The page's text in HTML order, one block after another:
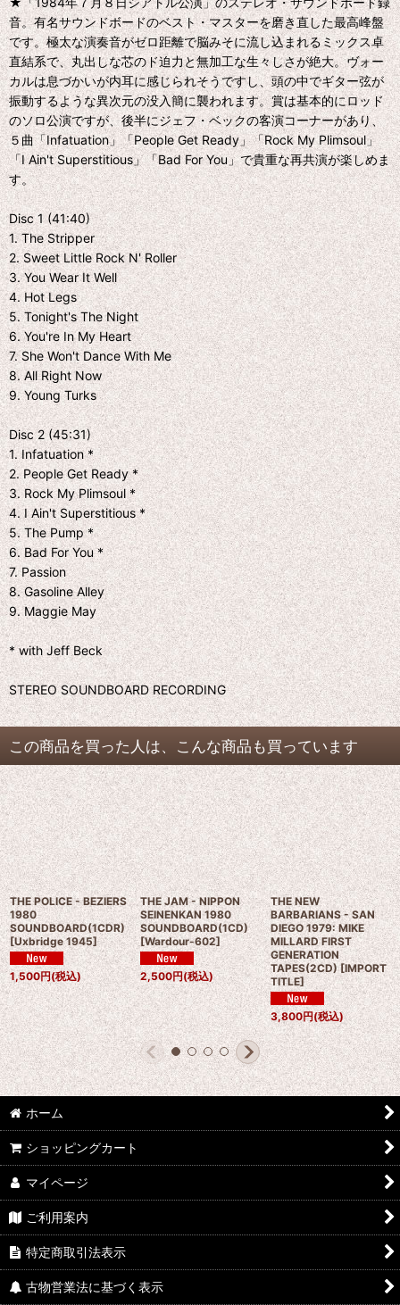
音。有名サウンドボードのベスト・マスターを磨き直した最高峰盤
です。極太な演奏音がゼロ距離で脳みそに流し込まれるミックス卓
直結系で、丸出しな芯のド迫力と無加工な生々しさが絶大。ヴォー
カルは息づかいが内耳に感じられそうですし、頭の中でギター弦が
振動するような異次元の没入簡に襲われます。賞は基本的にロッド
のソロ公演ですが、後半にジェフ・ベックの客演コーナーがあり、
５曲「Infatuation」「People Get Ready」「Rock My Plimsoul」
「I Ain't Superstitious」「Bad For You」で貴重な再共演が楽しめま
す。
Disc 1 (41:40)
1. The Stripper
2. Sweet Little Rock N' Roller
3. You Wear It Well
4. Hot Legs
5. Tonight's The Night
6. You're In My Heart
7. She Won't Dance With Me
8. All Right Now
9. Young Turks
Disc 2 (45:31)
1. Infatuation *
2. People Get Ready *
3. Rock My Plimsoul *
4. I Ain't Superstitious *
5. The Pump *
6. Bad For You *
7. Passion
8. Gasoline Alley
9. Maggie May
* with Jeff Beck
STEREO SOUNDBOARD RECORDING
この商品を買った人は、こんな商品も買っています
THE POLICE - BEZIERS
1980
SOUNDBOARD(1CDR)
[Uxbridge 1945]
1,500円(税込)
THE JAM - NIPPON
SEINENKAN 1980
SOUNDBOARD(1CD)
[Wardour-602]
2,500円(税込)
THE NEW
BARBARIANS - SAN
DIEGO 1979: MIKE
MILLARD FIRST
GENERATION
TAPES(2CD) [IMPORT
TITLE]
3,800円(税込)
ホーム
ショッピングカート
マイページ
ご利用案内
特定商取引法表示
古物営業法に基づく表示